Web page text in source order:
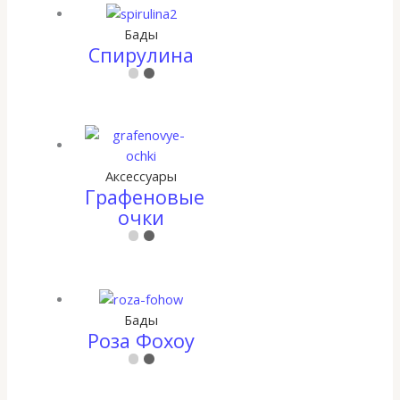
Бады
Спирулина
Аксессуары
Графеновые
очки
Бады
Роза Фохоу